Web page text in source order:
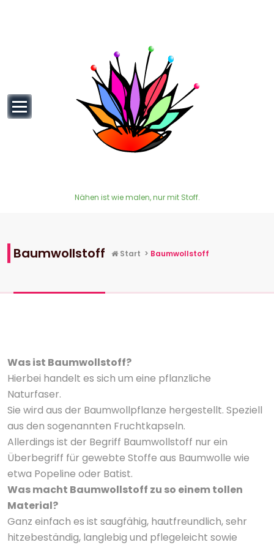
Nähen ist wie malen, nur mit Stoff.
Baumwollstoff Start > Baumwollstoff
Was ist Baumwollstoff?
Hierbei handelt es sich um eine pflanzliche
Naturfaser.
Sie wird aus der Baumwollpflanze hergestellt. Speziell
aus den sogenannten Fruchtkapseln.
Allerdings ist der Begriff Baumwollstoff nur ein
Überbegriff für gewebte Stoffe aus Baumwolle wie
etwa Popeline oder Batist.
Was macht Baumwollstoff zu so einem tollen
Material?
Ganz einfach es ist saugfähig, hautfreundlich, sehr
hitzebeständig, langlebig und pflegeleicht sowie